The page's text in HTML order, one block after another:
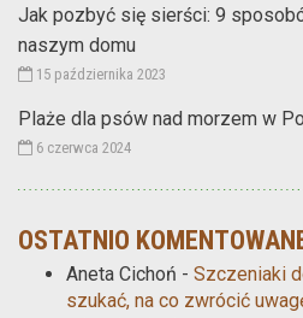
Jak pozbyć się sierści: 9
naszym domu
15 października 2023
Plaże dla psów nad morzem w
6 czerwca 2024
OSTATNIO
Aneta Cichoń - Szczeniaki
szukać, na co zwrócić